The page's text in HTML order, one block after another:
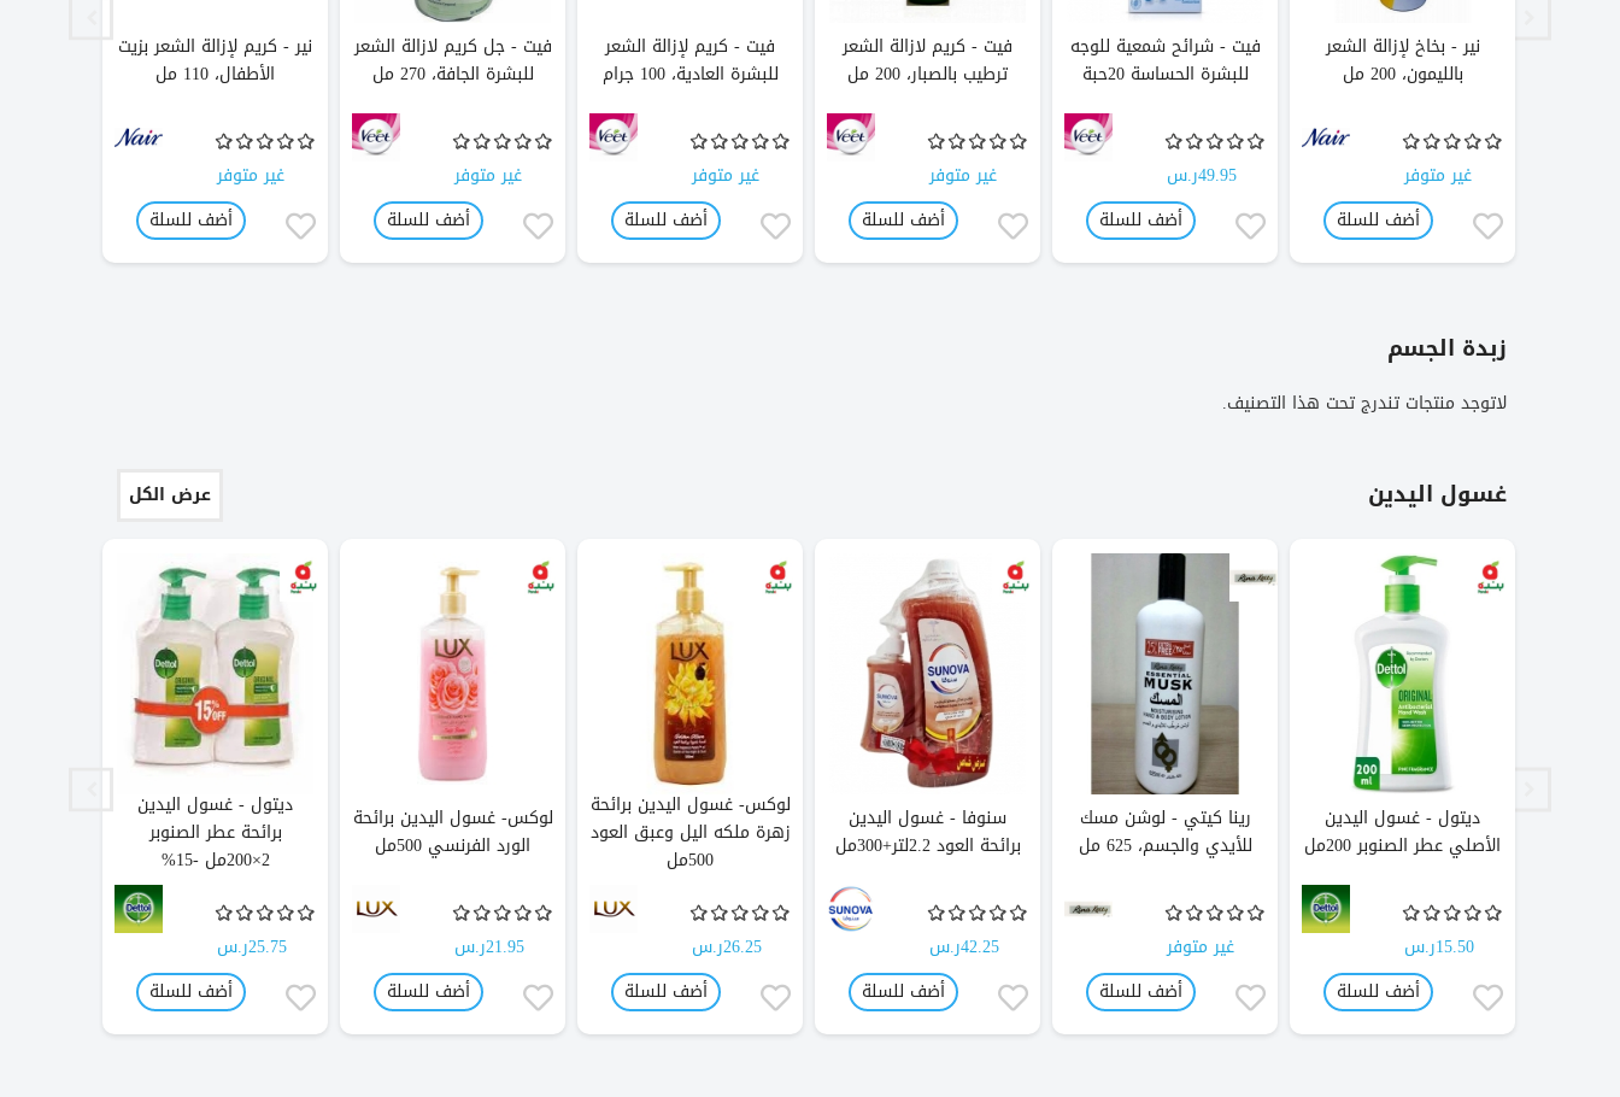
نير - بخاخ لإزالة الشعر
بالليمون، 200 مل
غير متوفر
أضف للسلة
فيت - شرائح شمعية للوجه
للبشرة الحساسة 20حبة
49.95ر.س
أضف للسلة
فيت - كريم لازالة الشعر
ترطيب بالصبار، 200 مل
غير متوفر
أضف للسلة
فيت - كريم لإزالة الشعر
للبشرة العادية، 100 جرام
غير متوفر
أضف للسلة
فيت - جل كريم لازالة الشعر
للبشرة الجافة، 270 مل
غير متوفر
أضف للسلة
نير - كريم لإزالة الشعر بزيت
الأطفال، 110 مل
غير متوفر
أضف للسلة
زبدة الجسم
لاتوجد منتجات تندرج تحت هذا التصنيف.
غسول اليدين
ديتول - غسول اليدين
الأصلي عطر الصنوبر 200مل
15.50ر.س
أضف للسلة
رينا كيتي - لوشن مسك
للأيدي والجسم، 625 مل
غير متوفر
أضف للسلة
سنوفا - غسول اليدين
برائحة العود 2.2لتر+300مل
42.25ر.س
أضف للسلة
لوكس- غسول اليدين برائحة
زهرة ملكه اليل وعبق العود
500مل
26.25ر.س
أضف للسلة
لوكس- غسول اليدين برائحة
الورد الفرنسي 500مل
21.95ر.س
أضف للسلة
ديتول - غسول اليدين
برائحة عطر الصنوبر
2×200مل -15%
25.75ر.س
أضف للسلة
عرض الكل